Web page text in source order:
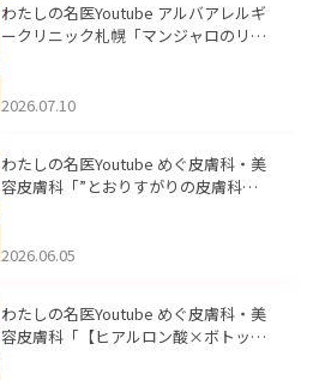
わたしの名医Youtube アルバアレルギ
ークリニック札幌「マンジャロのリア
た。
2026.07.10
わたしの名医Youtube めぐ皮膚科・美
容皮膚科「”とおりすがりの皮膚科
2026.06.05
わたしの名医Youtube めぐ皮膚科・美
容皮膚科「【ヒアルロン酸×ボトック